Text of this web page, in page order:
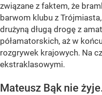
związane z faktem, że
barwom klubu z
drużyną długą drogę z
półamatorskich, aż w
rozgrywek krajowych. Na
ekstraklasowymi.
Mateusz Bąk nie